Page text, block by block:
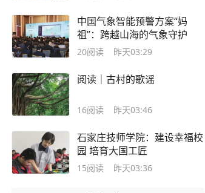
中国气象智能预警方案“妈
祖”：跨越山海的气象守护
20阅读 昨天03:29
阅读｜古村的歌谣
16阅读 昨天03:46
石家庄技师学院：建设幸福校
园 培育大国工匠
15阅读 昨天03:36